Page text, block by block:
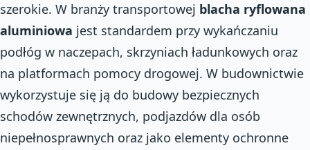
szerokie. W branży transportowej blacha ryflowana
aluminiowa jest standardem przy wykańczaniu
podłóg w naczepach, skrzyniach ładunkowych oraz
na platformach pomocy drogowej. W budownictwie
wykorzystuje się ją do budowy bezpiecznych
schodów zewnętrznych, podjazdów dla osób
niepełnosprawnych oraz jako elementy ochronne